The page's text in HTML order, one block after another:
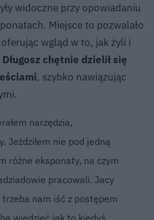
widoczne przy opowiadaniu
Miejsce to pozwalało
wgląd w to, jak żyli i
Długosz chętnie dzielił się
, szybko nawiązując
narzędzia,
Jeździłem nie pod jedną
różne eksponaty, na czym
pracowali. Jacy
nam iść z postępem
wiedzieć jak to kiedyś